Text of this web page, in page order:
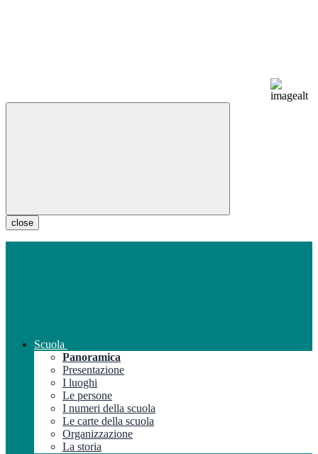
close
Scuola
Panoramica
Presentazione
I luoghi
Le persone
I numeri della scuola
Le carte della scuola
Organizzazione
La storia